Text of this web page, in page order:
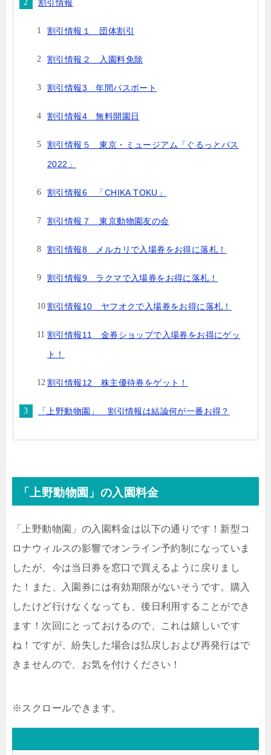
割引情報
割引情報１ 団体割引
割引情報２ 入園料免除
割引情報3 年間パスポート
割引情報4 無料開園日
割引情報５ 東京・ミュージアム「ぐるっとパス
2022」
割引情報6 「CHIKA TOKU」
割引情報７ 東京動物園友の会
割引情報8 メルカリで入場券をお得に落札！
割引情報9 ラクマで入場券をお得に落札！
割引情報10 ヤフオクで入場券をお得に落札！
割引情報11 金券ショップで入場券をお得にゲッ
ト！
割引情報12 株主優待券をゲット！
「上野動物園」 割引情報は結論何が一番お得？
「上野動物園」の入園料金
「上野動物園」の入園料金は以下の通りです！新型コ
ロナウィルスの影響でオンライン予約制になっていま
したが、今は当日券を窓口で買えるように戻りまし
た！
また、入園券には有効期限がないそうです。購入
したけど行けなくなっても、後日利用することができ
ます！次回にとっておけるので、これは嬉しいです
ね！ですが、紛失し た場合は払戻しおよび再発行はで
きませんので、お気を付けください！